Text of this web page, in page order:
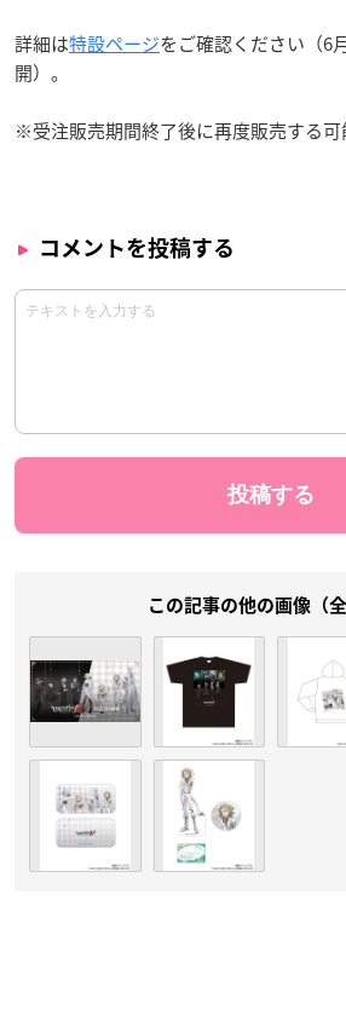
詳細は特設ページをご確認ください（6
開）。
※受注販売期間終了後に再度販売する可
コメントを投稿する
この記事の他の画像（全